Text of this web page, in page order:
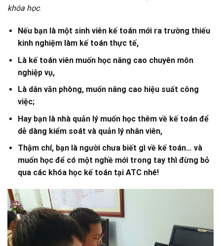
khóa học.
Nếu bạn là một sinh viên kế toán mới ra trường thiếu
kinh nghiệm làm kế toán thực tế,
Là kế toán viên muốn học nâng cao chuyên môn
nghiệp vụ,
Là dân văn phòng, muốn nâng cao hiệu suất công
việc;
Hay bạn là nhà quản lý muốn học thêm về kế toán để
dễ dàng kiểm soát và quản lý nhân viên,
Thậm chí, bạn là người chưa biết gì về kế toán… và
muốn học để có một nghề mới trong tay thì đừng bỏ
qua các khóa học kế toán tại ATC nhé!